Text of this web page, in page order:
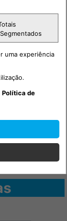
uma experiência
Política de